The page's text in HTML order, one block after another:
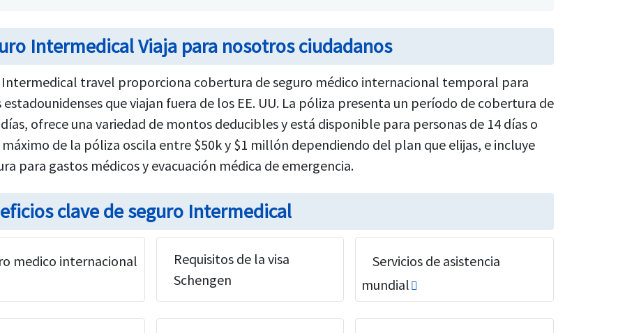
Intermedical Viaja para nosotros ciudadanos
Intermedical travel proporciona cobertura de seguro médico internacional temporal para
estadounidenses que viajan fuera de los EE. UU. La póliza presenta un período de cobertura de
días, ofrece una variedad de montos deducibles y está disponible para personas de 14 días o
máximo de la póliza oscila entre $50k y $1 millón dependiendo del plan que elijas, e incluye
para gastos médicos y evacuación médica de emergencia.
clave de seguro Intermedical
medico internacional
Requisitos de la visa
Schengen
Servicios de asistencia
mundial